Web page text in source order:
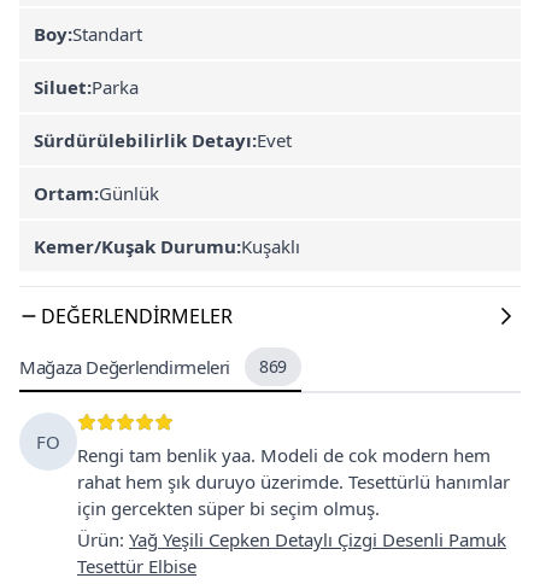
Boy:Standart
Siluet:Parka
Sürdürülebilirlik Detayı:Evet
Ortam:Günlük
Kemer/Kuşak Durumu:Kuşaklı
DEĞERLENDIRMELER
Mağaza Değerlendirmeleri 869
FO
Rengi tam benlik yaa. Modeli de cok modern hem
rahat hem şık duruyo üzerimde. Tesettürlü hanımlar
için gercekten süper bi seçim olmuş.
Ürün: Yağ Yeşili Cepken Detaylı Çizgi Desenli Pamuk
Tesettür Elbise